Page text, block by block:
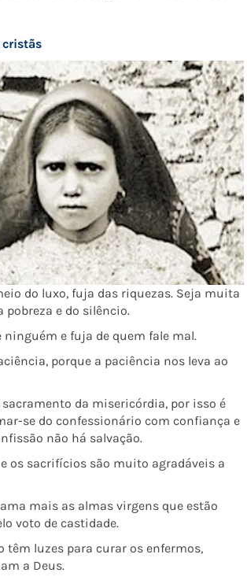
cristãs
do luxo, fuja das riquezas. Seja muita
pobreza e do silêncio.
ninguém e fuja de quem fale mal.
porque a paciência nos leva ao
sacramento da misericórdia, por isso é
se do confessionário com confiança e
não há salvação.
os sacrifícios são muito agradáveis a
ama mais as almas virgens que estão
voto de castidade.
têm luzes para curar os enfermos,
a Deus.